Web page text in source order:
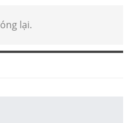
lại.